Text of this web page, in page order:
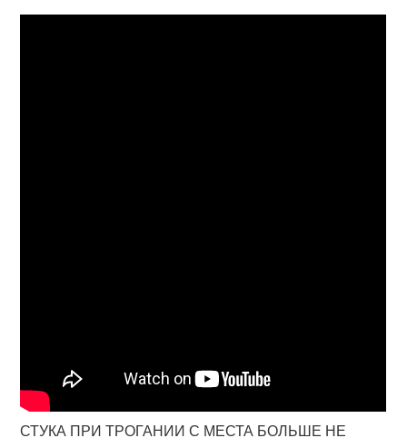
СТУКА ПРИ ТРОГАНИИ С МЕСТА БОЛЬШЕ НЕ